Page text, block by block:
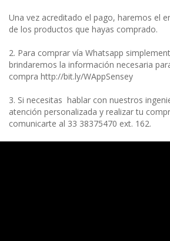
Una vez acreditado el pago, haremos el
de los productos que hayas comprado.
2. Para comprar vía Whatsapp
brindaremos la información necesaria
compra http://bit.ly/WAppSensey
3. Si necesitas hablar con nuestros
atención personalizada y realizar tu
comunicarte al 33 38375470 ext. 162.